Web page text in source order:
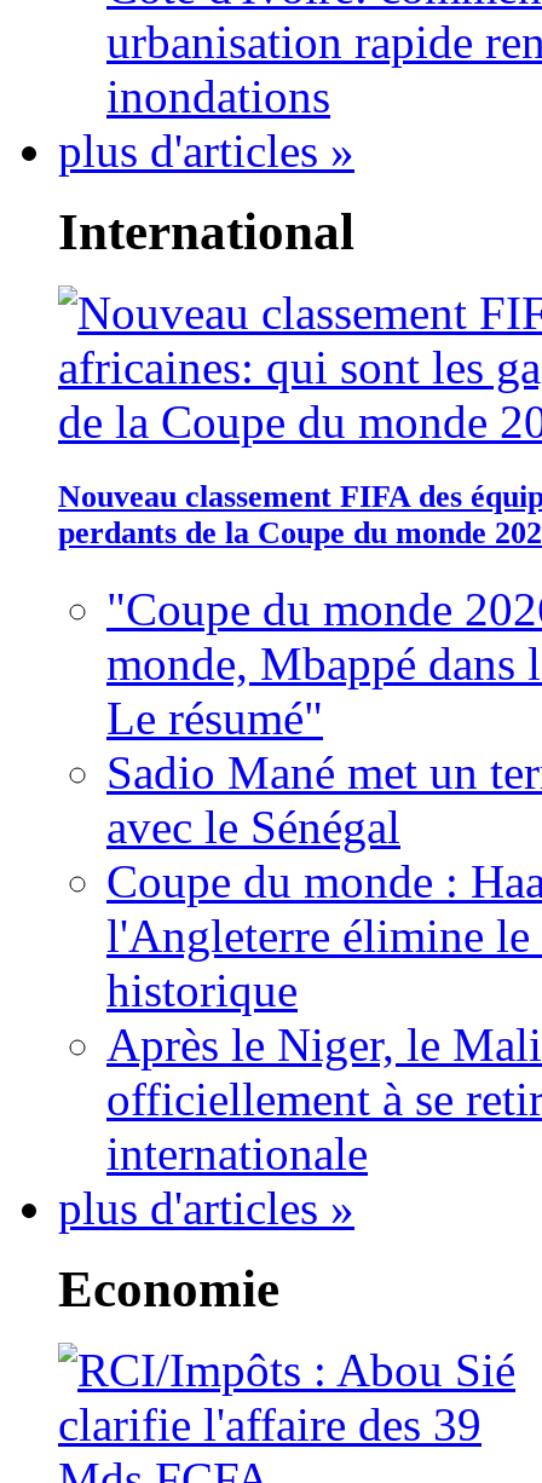
urbanisation rapide
inondations
plus d'articles »
International
Nouveau classement FIFA des
perdants de la Coupe du monde
"Coupe du monde
monde, Mbappé dans
Le résumé"
Sadio Mané met un
avec le Sénégal
Coupe du monde :
l'Angleterre élimine
historique
Après le Niger, le
officiellement à se
internationale
plus d'articles »
Economie